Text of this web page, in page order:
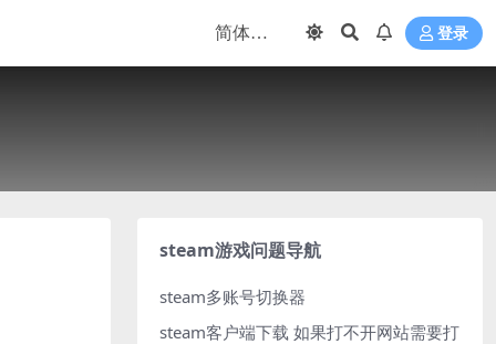
登录
steam游戏问题导航
steam多账号切换器
steam客户端下载 如果打不开网站需要打